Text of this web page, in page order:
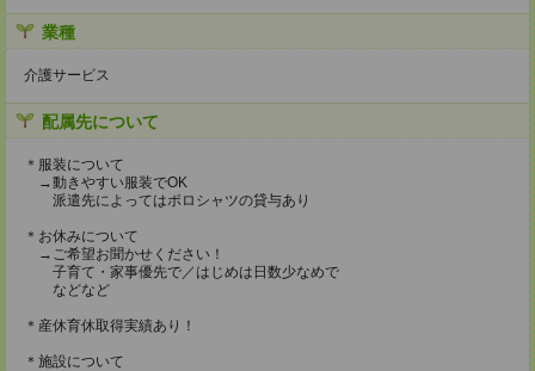
業種
介護サービス
配属先について
＊服装について
→動きやすい服装でOK
派遣先によってはポロシャツの貸与あり
＊お休みについて
→ご希望お聞かせください！
子育て・家事優先で／はじめは日数少なめで
などなど
＊産休育休取得実績あり！
＊施設について